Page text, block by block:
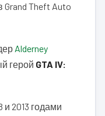
Theft Auto
Alderney
герой GTA IV:
2013 годами